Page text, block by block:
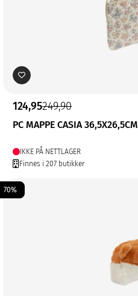
124,95249,90
PC MAPPE CASIA 36,5X26,5CM
IKKE PÅ NETTLAGER
Finnes i 207 butikker
70%